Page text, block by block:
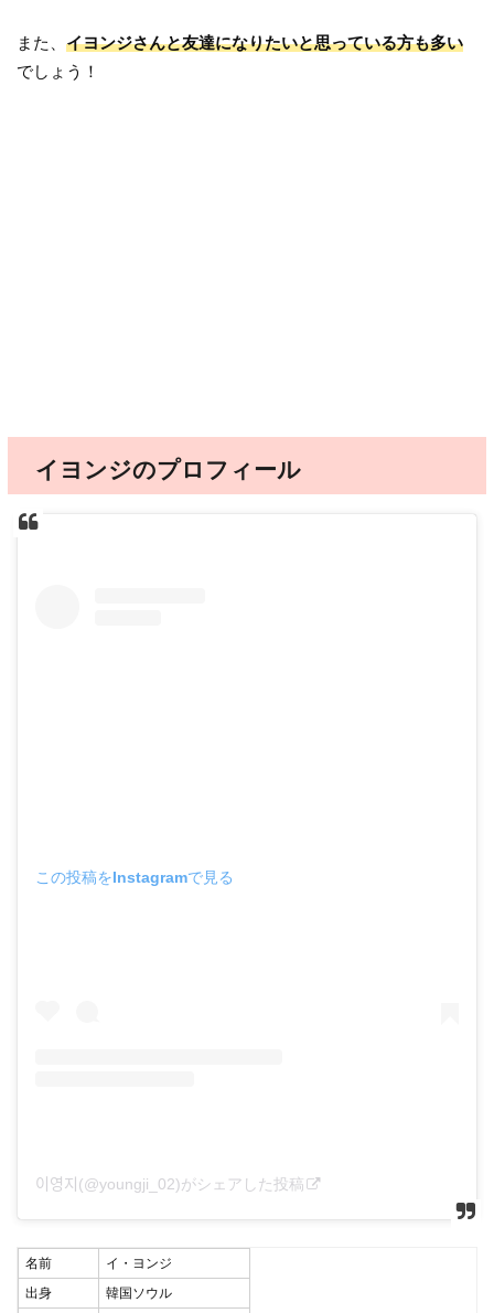
また、イヨンジさんと友達になりたいと思っている方も多い
でしょう！
イヨンジのプロフィール
この投稿をInstagramで見る
이영지(@youngji_02)がシェアした投稿
名前
イ・ヨンジ
出身
韓国ソウル